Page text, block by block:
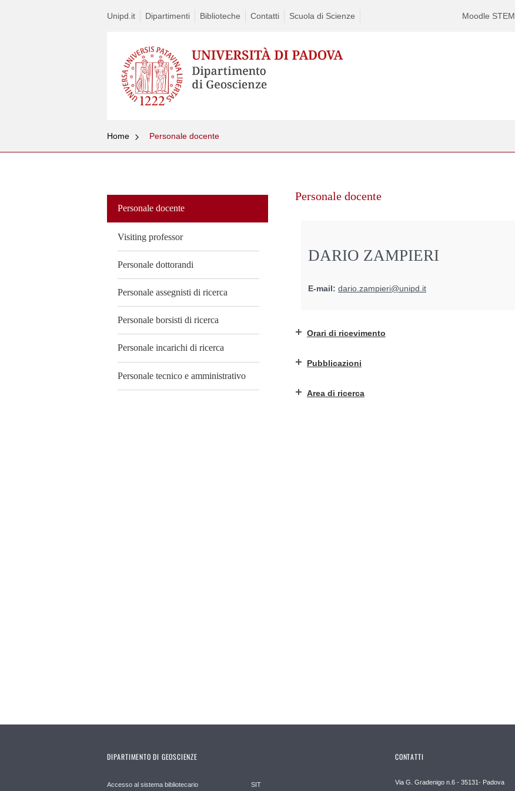
Unipd.it Dipartimenti Biblioteche Contatti Scuola di Scienze Moodle STEM
Home Personale docente
Personale docente
Visiting professor
Personale dottorandi
Personale assegnisti di ricerca
Personale borsisti di ricerca
Personale incarichi di ricerca
Personale tecnico e amministrativo
Personale docente
DARIO ZAMPIERI
E-mail: dario.zampieri@unipd.it
Orari di ricevimento
Pubblicazioni
Area di ricerca
DIPARTIMENTO DI GEOSCIENZE
Accesso al sistema bibliotecario SIT
CONTATTI
Via G. Gradenigo n.6 - 35131- Padova